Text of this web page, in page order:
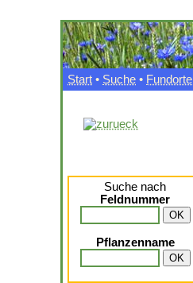
Start • Suche • Fundorte
Suche nach
Feldnummer
Pflanzenname